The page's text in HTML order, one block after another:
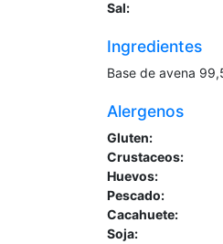
Sal:
Ingredientes
Base de avena
Alergenos
Gluten:
Crustaceos:
Huevos:
Pescado:
Cacahuete:
Soja: